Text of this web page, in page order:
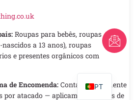
Roupas para bebês, roupas
a 13 anos), roupas
e presentes orgânicos com
de Encomenda: Contate diretamente
por atacado — aplicam-se acordos de
PT
AR
FR